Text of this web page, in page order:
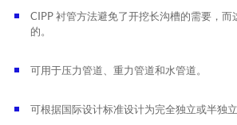
CIPP 衬管方法避免了开挖长沟槽的需要，而
的。
可用于压力管道、重力管道和水管道。
可根据国际设计标准设计为完全独立或半独立